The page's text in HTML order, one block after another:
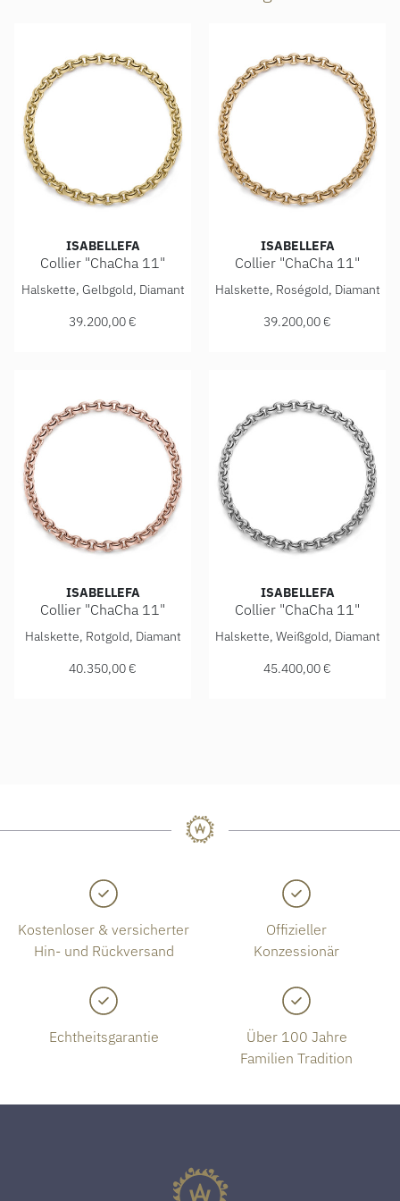
ISABELLEFA
Collier "ChaCha 11"
IsabelleFa Collier "ChaCha 11", Ref: 04111/45BKL-GG,
Halskette, Gelbgold, Diamant
39.200,00 €
ISABELLEFA
Collier "ChaCha 11"
IsabelleFa Collier "ChaCha
Halskette, Roségold, Diamant
39.200,00 €
ISABELLEFA
Collier "ChaCha 11"
IsabelleFa Collier "ChaCha 11", Ref: 04111/45BKL-RR,
Halskette, Rotgold, Diamant
40.350,00 €
ISABELLEFA
Collier "ChaCha 11"
IsabelleFa Collier "ChaCha
Halskette, Weißgold, Diamant
45.400,00 €
Kostenloser & versicherter
Hin- und Rückversand
Offizieller
Konzessionär
Echtheitsgarantie
Über 100 Jahre
Familien Tradition